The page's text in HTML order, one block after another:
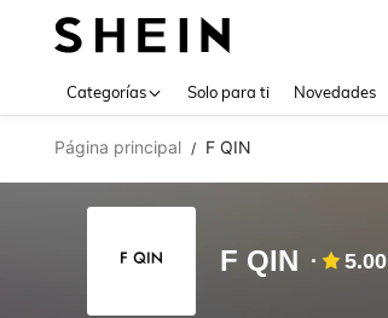
Categorías Solo para ti Novedades
Página principal / F QIN
F QIN 5.00